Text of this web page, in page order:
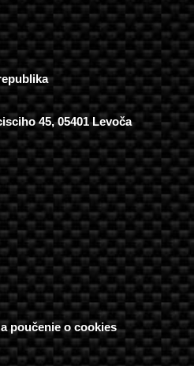
45, 05401 Levoča
poučenie o cookies